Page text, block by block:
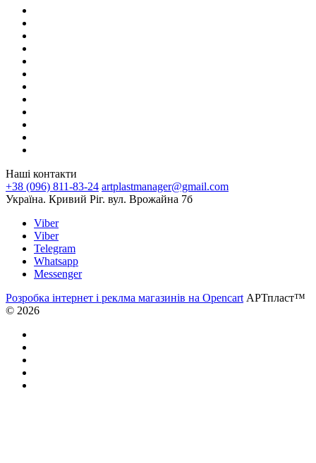
Наші контакти
+38 (096) 811-83-24 artplastmanager@gmail.com
Україна. Кривий Ріг. вул. Врожайна 7б
Viber
Viber
Telegram
Whatsapp
Messenger
Розробка інтернет і реклма магазинів на Opencart АРТпласт™
© 2026